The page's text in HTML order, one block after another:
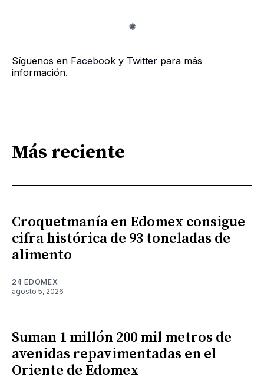
Síguenos en Facebook y Twitter para más
información.
Más reciente
Croquetmanía en Edomex consigue
cifra histórica de 93 toneladas de
alimento
24 EDOMEX
agosto 5, 2026
Suman 1 millón 200 mil metros de
avenidas repavimentadas en el
Oriente de Edomex